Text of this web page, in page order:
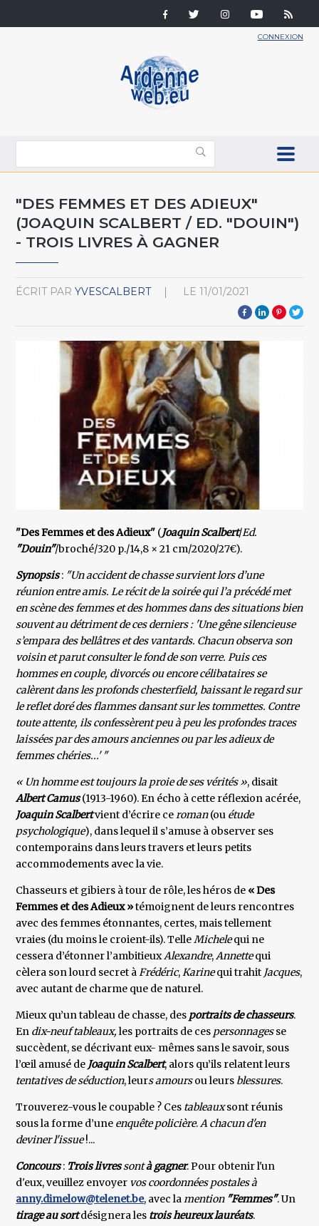
CONNEXION
"DES FEMMES ET DES ADIEUX"
(JOAQUIN SCALBERT / ED. "DOUIN")
- TROIS LIVRES À GAGNER
ÉCRIT PAR YVESCALBERT LE 11/01/2021
"Des Femmes et des Adieux" (Joaquin Scalbert/Ed.
"Douin"/broché/320 p./14,8 × 21 cm/2020/27€).
Synopsis: "Un accident de chasse survient lors d’une
réunion entre amis. Le récit de la soirée qui l’a précédé met
en scène des femmes et des hommes dans des situations bien
souvent au détriment de ces derniers : 'Une gêne silencieuse
s’empara des bellâtres et des vantards. Chacun observa son
voisin et parut consulter le fond de son verre. Puis ces
hommes en couple, divorcés ou encore célibataires se
calèrent dans les profonds chesterfield, baissant le regard sur
le reflet doré des flammes dansant sur les tommettes. Contre
toute attente, ils confessèrent peu à peu les profondes traces
laissées par des amours anciennes ou par les adieux de
femmes chéries...' "
« Un homme est toujours la proie de ses vérités », disait
Albert Camus(1913-1960). En écho à cette réflexion acérée,
Joaquin Scalbertvient d’écrire ceroman(ou étude
psychologique), dans lequel il s’amuse à observer ses
contemporains dans leurs travers et leurs petits
accommodements avec la vie.
Chasseurs et gibiers à tour de rôle, les héros de « Des
Femmes et des Adieux »témoignent de leurs rencontres
avec des femmes étonnantes, certes, mais tellement
vraies (du moins le croient-ils). TelleMichelequi ne
cessera d’étonner l’ambitieuxAlexandre,Annettequi
cèlera son lourd secret àFrédéric,Karinequi trahit Jacques,
avec autant de charme que de naturel.
Mieux qu’un tableau de chasse, des portraits de chasseurs.
En dix-neuf tableaux,les portraits de ces personnagesse
succèdent, se décrivant eux- mêmes sans le savoir, sous
l’œil amusé de Joaquin Scalbert, alors qu’ils relatent leurs
tentatives de séduction, leurs amoursou leurs blessures.
Trouverez-vous le coupable ? Ces tableauxsont réunis
sous la forme d’une enquête policière.A chacun d'en
deviner l'issue!...
Concours: Trois livressontà gagner. Pour obtenir l'un
d'eux, veuillez envoyer vos coordonnées postales à
anny.dimelow@telenet.be, avec lamention "Femmes". Un
tirage au sortdésignera les trois heureux lauréats.